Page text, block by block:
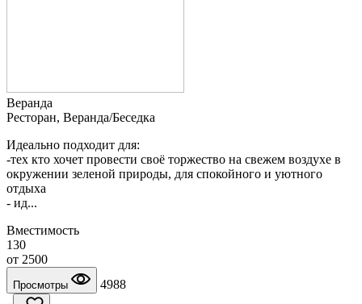
Веранда
Ресторан, Веранда/Беседка
Идеально подходит для:
-тех кто хочет провести своё торжество на свежем воздухе в
окружении зеленой природы, для спокойного и уютного
отдыха
- ид...
Вместимость
130
от 2500
Просмотры
4988